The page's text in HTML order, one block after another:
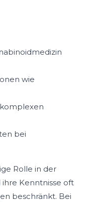
wie
bei
Rolle in der
ihre Kenntnisse oft
beschränkt. Bei